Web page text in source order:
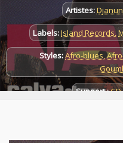
Artistes:
Labels:Island Records,
Styles:Afro-blues,
Support :CD